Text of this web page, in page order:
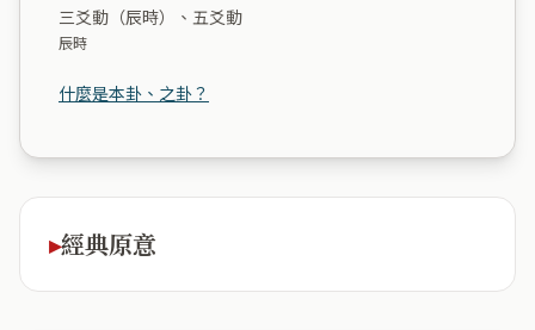
三爻動（辰時）、五爻動
辰時
什麼是本卦、之卦？
經典原意